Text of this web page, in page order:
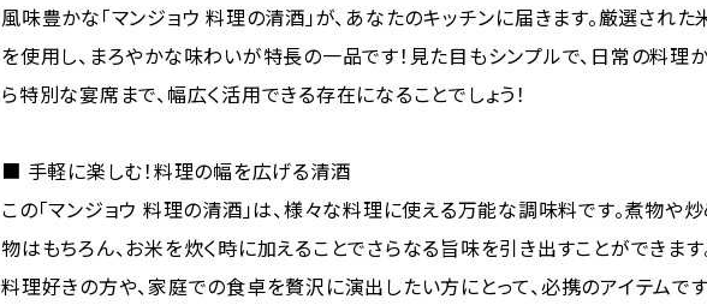
風味豊かな「マンジョウ 料理の清酒」が、あなたのキッチンに届きます。厳選された
を使用し、まろやかな味わいが特長の一品です！見た目もシンプルで、日常の料理
ら特別な宴席まで、幅広く活用できる存在になることでしょう！
■ 手軽に楽しむ！料理の幅を広げる清酒
この「マンジョウ 料理の清酒」は、様々な料理に使える万能な調味料です。煮物や炒
物はもちろん、お米を炊く時に加えることでさらなる旨味を引き出すことができます
料理好きの方や、家庭での食卓を贅沢に演出したい方にとって、必携のアイテムです